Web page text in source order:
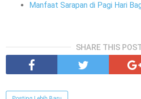
Manfaat Sarapan di Pagi Hari
SHARE THIS